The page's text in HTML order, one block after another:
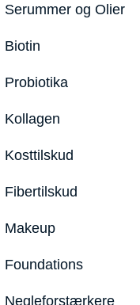
Serummer og Olier
Biotin
Probiotika
Kollagen
Kosttilskud
Fibertilskud
Makeup
Foundations
Negleforstærkere